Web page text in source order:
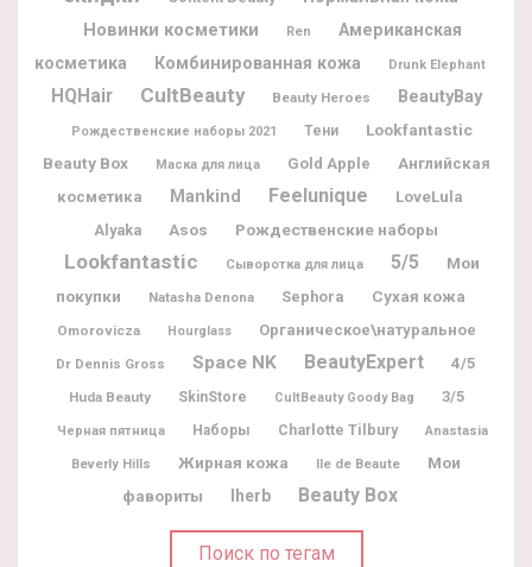
Новинки косметики Ren
Американская
косметика
Комбинированная кожа Drunk Elephant
HQHair CultBeauty Beauty Heroes BeautyBay
Рождественские наборы 2021 Тени
Lookfantastic
Beauty Box
Маска для лица Gold Apple
Английская
косметика
Mankind Feelunique
LoveLula
Alyaka
Asos Рождественские наборы
Lookfantastic Сыворотка для лица 5/5
Мои
покупки
Natasha Denona Sephora Сухая кожа
Omorovicza Hourglass Органическое\натуральное
Dr Dennis Gross Space NK BeautyExpert 4/5
Huda Beauty SkinStore CultBeauty Goody Bag 3/5
Черная пятница Наборы Charlotte Tilbury Anastasia
Beverly Hills Жирная кожа Ile de Beaute
Мои
фавориты
Iherb Beauty Box
Поиск по тегам